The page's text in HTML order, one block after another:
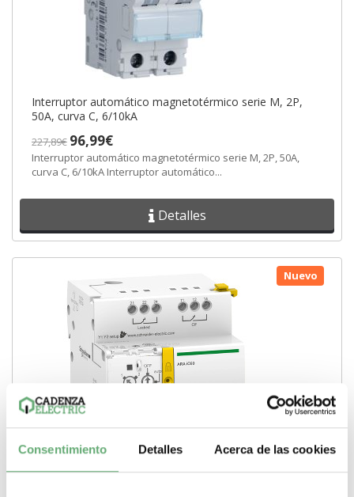
Consentimiento Detalles Acerca de las cookies
Interruptor automático magnetotérmico serie M, 2P,
50A, curva C, 6/10kA
227,89€ 96,99€
Interruptor automático magnetotérmico serie M, 2P, 50A,
curva C, 6/10kA Interruptor automático...
Detalles
Nuevo